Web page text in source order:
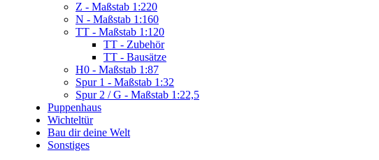
Z - Maßstab 1:220
N - Maßstab 1:160
TT - Maßstab 1:120
TT - Zubehör
TT - Bausätze
H0 - Maßstab 1:87
Spur 1 - Maßstab 1:32
Spur 2 / G - Maßstab 1:22,5
Puppenhaus
Wichteltür
Bau dir deine Welt
Sonstiges